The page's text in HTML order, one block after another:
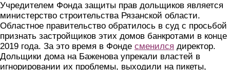
Учредителем Фонда защиты прав дольщиков является
министерство строительства Рязанской области.
Областное правительство обратилось в суд с просьбой
признать застройщиков этих домов банкротами в конце
2019 года. За это время в Фонде сменился директор.
Дольщики дома на Баженова упрекали властей в
игнорировании их проблемы, выходили на пикеты,